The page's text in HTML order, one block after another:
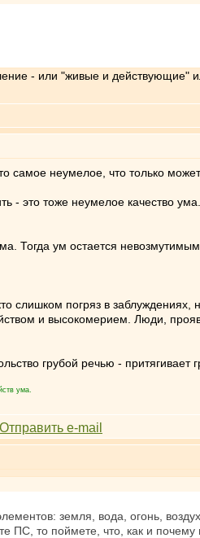
- или "живые и действующие"
самое неумелое, что только
- это тоже неумелое качество
Тогда ум остается
слишком погряз в
и высокомерием. Люди,
грубой речью - притягивает
ума.
земля, вода, огонь,
ПС, то поймете, что, как и почему